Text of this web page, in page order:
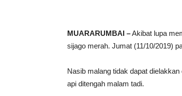
MUARARUMBAI –Akibat lupa
sijago merah. Jumat (11/10/2019)
Nasib malang tidak dapat
api ditengah malam tadi.